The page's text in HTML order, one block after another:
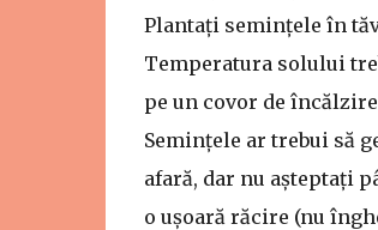
Plantați semințele în
Temperatura solului
pe un covor de
Semințele ar trebui să
afară, dar nu așteptați
o ușoară răcire (nu